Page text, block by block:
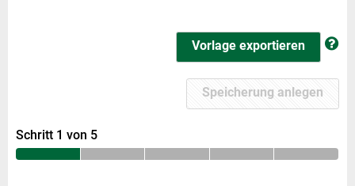
Vorlage exportieren
Speicherung anlegen
Schritt 1 von 5